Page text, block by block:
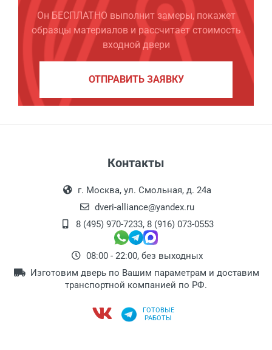
Он БЕСПЛАТНО выполнит замеры, покажет
образцы материалов и рассчитает стоимость
входной двери
ОТПРАВИТЬ ЗАЯВКУ
Контакты
г. Москва, ул. Смольная, д. 24а
dveri-alliance@yandex.ru
8 (495) 970-7233, 8 (916) 073-0553
08:00 - 22:00, без выходных
Изготовим дверь по Вашим параметрам и доставим
транспортной компанией по РФ.
ГОТОВЫЕ
РАБОТЫ